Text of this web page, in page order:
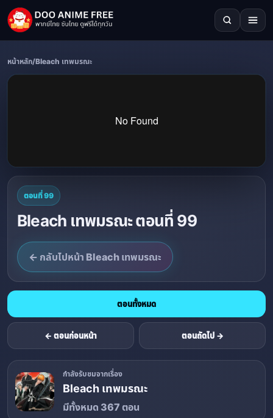
หน้าหลัก/Bleach เทพมรณะ
ตอนที่ 99
Bleach เทพมรณะ ตอนที่ 99
← กลับไปหน้า Bleach เทพมรณะ
← ตอนก่อนหน้า
ตอนทั้งหมด
ตอนถัดไป →
กำลังรับชมจากเรื่อง
Bleach เทพมรณะ
มีทั้งหมด 367 ตอน